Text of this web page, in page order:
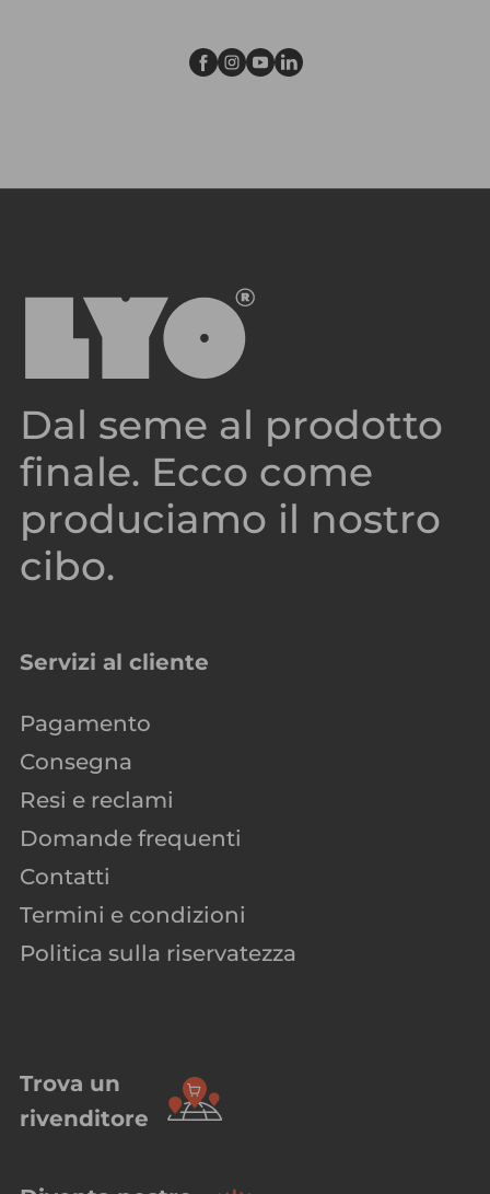
Dal seme al prodotto
finale. Ecco come
produciamo il nostro
cibo.
Servizi al cliente
Pagamento
Consegna
Resi e reclami
Domande frequenti
Contatti
Termini e condizioni
Politica sulla riservatezza
Trova un
rivenditore